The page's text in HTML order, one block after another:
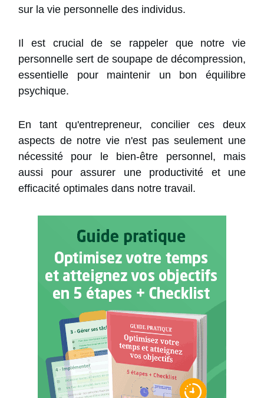
sur la vie personnelle des individus.
Il est crucial de se rappeler que notre vie
personnelle sert de soupape de décompression,
essentielle pour maintenir un bon équilibre
psychique.
En tant qu'entrepreneur, concilier ces deux
aspects de notre vie n'est pas seulement une
nécessité pour le bien-être personnel, mais
aussi pour assurer une productivité et une
efficacité optimales dans notre travail.